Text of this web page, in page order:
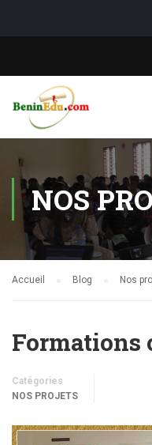
NOS
Accueil Blog Nos
Formations
Catégories
NOS PROJETS